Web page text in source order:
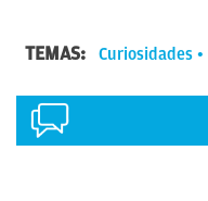
TEMAS: Curiosidades